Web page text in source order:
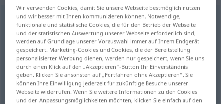
Einrichtungf
Übersicht aller Übersetzungen
(Für mehr Details die Übersetzung anklicken/antippen)
organização, disposição, mobília
instituição
Wir verwenden Cookies, damit Sie unsere Webseite bestmöglich nutzen
und wir besser mit Ihnen kommunizieren können. Notwendige,
funktionale und statistische Cookies, die für den Betrieb der Webseite
und der statistischen Auswertung unserer Webseite erforderlich sind,
werden auf Grundlage unserer Vorauswahl immer auf Ihrem Endgerät
gespeichert. Marketing-Cookies und Cookies, die der Bereitstellung
personalisierter Werbung dienen, werden nur gespeichert, wenn Sie uns
durch einen Klick auf den „Akzeptieren“-Button Ihr Einverständnis
geben. Klicken Sie ansonsten auf „Fortfahren ohne Akzeptieren“. Sie
können Ihre Einwilligung jederzeit für zukünftige Besuche unserer
Webseite widerrufen. Wenn Sie weitere Informationen zu den Cookies
und den Anpassungsmöglichkeiten möchten, klicken Sie einfach auf den